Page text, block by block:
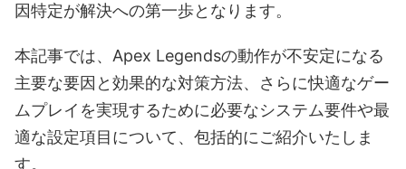
因特定が解決への第一歩となります。
本記事では、Apex Legendsの動作が不安定になる
主要な要因と効果的な対策方法、さらに快適なゲー
ムプレイを実現するために必要なシステム要件や最
適な設定項目について、包括的にご紹介いたしま
す。